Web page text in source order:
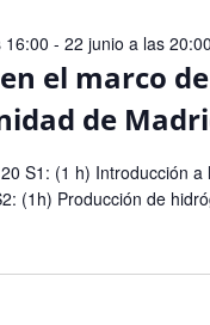
el marco
de
16:00 - 22 junio a las 20:00
S1: (1 h) Introducción
(1h) Producción de